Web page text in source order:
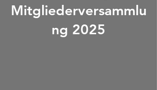
Mitgliederversammlu
ng 2025